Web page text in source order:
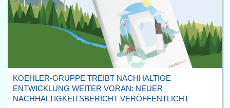
KOEHLER-GRUPPE TREIBT NACHHALTIGE
ENTWICKLUNG WEITER VORAN: NEUER
NACHHALTIGKEITSBERICHT VERÖFFENTLICHT